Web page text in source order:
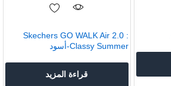
Skechers GO WALK Air 2.0 :
Classy Summer-أسود
قراءة المزيد